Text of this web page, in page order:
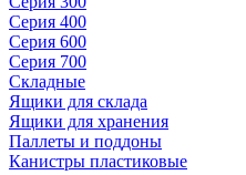
Серия 400
Серия 600
Серия 700
Складные
Ящики для склада
Ящики для хранения
Паллеты и поддоны
Канистры пластиковые